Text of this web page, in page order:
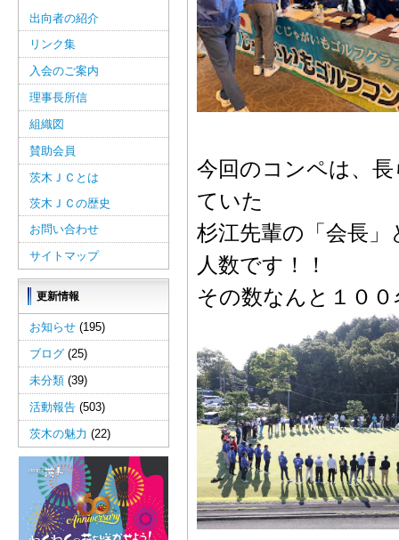
今回のコンペは、
ていた
杉江先輩の「会長
人数です！！
その数なんと１０
出向者の紹介
リンク集
入会のご案内
理事長所信
組織図
賛助会員
茨木ＪＣとは
茨木ＪＣの歴史
お問い合わせ
サイトマップ
更新情報
お知らせ (195)
ブログ (25)
未分類 (39)
活動報告 (503)
茨木の魅力 (22)